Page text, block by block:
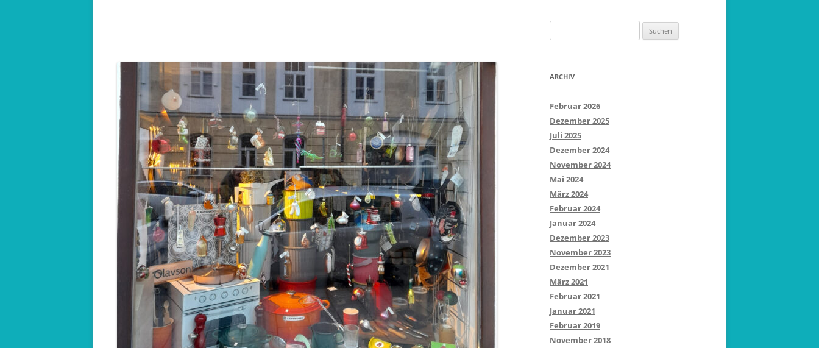
nach:
ARCHIV
Februar 2026
Dezember 2025
Juli 2025
Dezember 2024
November 2024
Mai 2024
März 2024
Februar 2024
Januar 2024
Dezember 2023
November 2023
Dezember 2021
März 2021
Februar 2021
Januar 2021
Februar 2019
November 2018